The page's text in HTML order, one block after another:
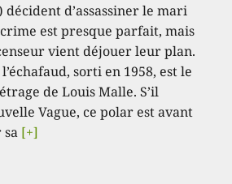
d’assassiner le mari
est presque parfait, mais
vient déjouer leur plan.
sorti en 1958, est le
de Louis Malle. S’il
Vague, ce polar est avant
[+]